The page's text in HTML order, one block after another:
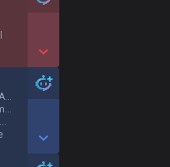
Show More Detail Games
clolCANIAC COMBO
banana milk
HAHAHAHHAHA
Show More Detail Games